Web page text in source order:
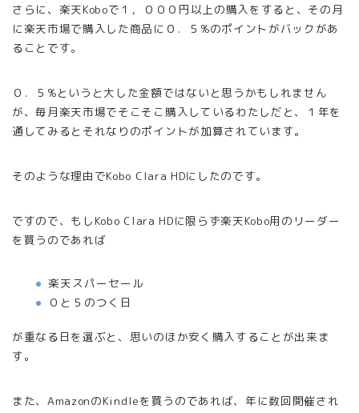
さらに、楽天Koboで１，０００円以上の購入をすると、その月
に楽天市場で購入した商品に０．５%のポイントがバックがあ
ることです。
０．５%というと大した金額ではないと思うかもしれません
が、毎月楽天市場でそこそこ購入しているわたしだと、１年を
通してみるとそれなりのポイントが加算されています。
そのような理由でKobo Clara HDにしたのです。
ですので、もしKobo Clara HDに限らず楽天Kobo用のリーダー
を買うのであれば
楽天スパーセール
０と５のつく日
が重なる日を選ぶと、思いのほか安く購入することが出来ま
す。
また、AmazonのKindleを買うのであれば、年に数回開催され